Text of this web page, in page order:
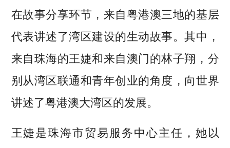
在故事分享环节，来自粤港澳三地的基层
代表讲述了湾区建设的生动故事。其中，
来自珠海的王婕和来自澳门的林子翔，分
别从湾区联通和青年创业的角度，向世界
讲述了粤港澳大湾区的发展。
王婕是珠海市贸易服务中心主任，她以